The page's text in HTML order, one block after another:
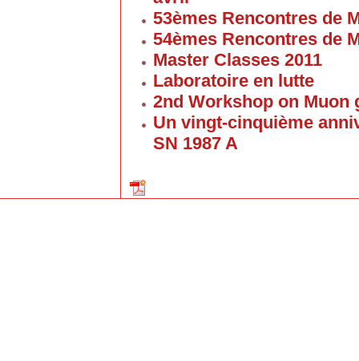
53èmes Rencontres de
54èmes Rencontres de
Master Classes 2011
Laboratoire en lutte
2nd Workshop on Muon
Un vingt-cinquième
SN 1987 A